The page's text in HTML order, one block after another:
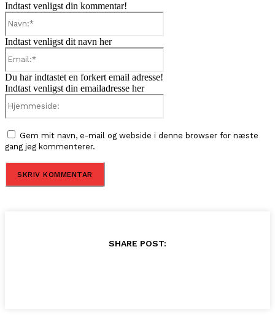
Indtast venligst din kommentar!
Indtast venligst dit navn her
Du har indtastet en forkert email adresse!
Indtast venligst din emailadresse her
Gem mit navn, e-mail og webside i denne browser for næste
gang jeg kommenterer.
SHARE POST: